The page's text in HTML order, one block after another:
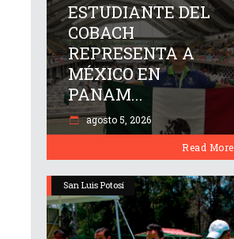
ESTUDIANTE DEL
COBACH
REPRESENTA A
MÉXICO EN
PANAM...
agosto 5, 2026
Read More
San Luis Potosí